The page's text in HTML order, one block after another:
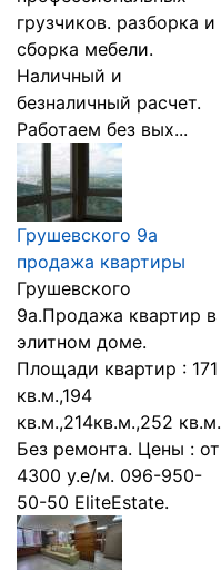
грузчиков. разборка и
сборка мебели.
Наличный и
безналичный расчет.
Работаем без вых...
Грушевского 9а
продажа квартиры
Грушевского
9а.Продажа квартир в
элитном доме.
Площади квартир : 171
кв.м.,194
кв.м.,214кв.м.,252 кв.м.
Без ремонта. Цены : от
4300 у.е/м. 096-950-
50-50 EliteEstate.